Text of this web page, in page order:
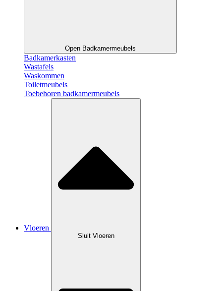
Open Badkamermeubels
Badkamerkasten
Wastafels
Waskommen
Toiletmeubels
Toebehoren badkamermeubels
Vloeren
Sluit Vloeren